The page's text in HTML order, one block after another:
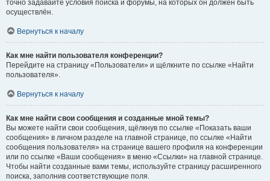
точно задавайте условия поиска и форумы, на которых он должен быть
осуществлён.
Вернуться к началу
Как мне найти пользователя конференции?
Перейдите на страницу «Пользователи» и щёлкните по ссылке «Найти
пользователя».
Вернуться к началу
Как мне найти свои сообщения и созданные мной темы?
Вы можете найти свои сообщения, щёлкнув по ссылке «Показать ваши
сообщения» в личном разделе на главной странице, по ссылке «Найти
сообщения пользователя» на странице вашего профиля на конференции
или по ссылке «Ваши сообщения» в меню «Ссылки» на главной странице.
Чтобы найти созданные вами темы, используйте страницу расширенного
поиска, заполнив соответствующие поля.